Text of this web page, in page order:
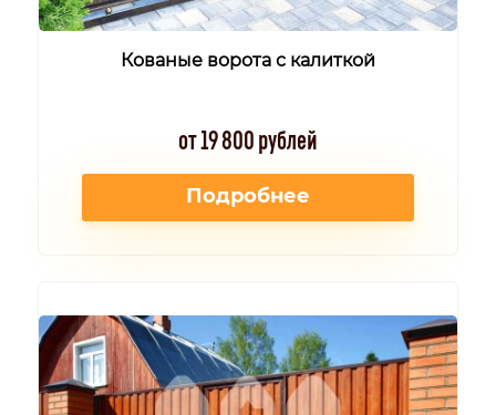
Кованые ворота с калиткой
от 19 800 рублей
Подробнее